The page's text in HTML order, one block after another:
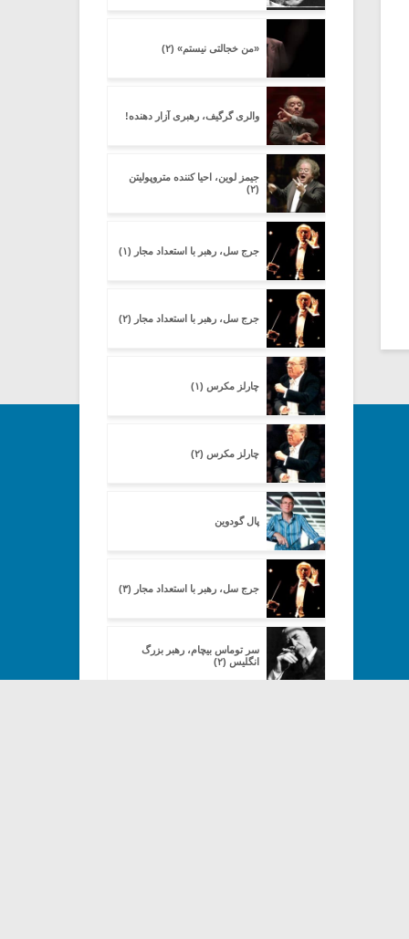
«من خجالتی نیستم» (۲)
والری گرگیف، رهبری آزار دهنده!
جیمز لوین، احیا کننده متروپولیتن
(۲)
جرج سل، رهبر با استعداد مجار (۱)
جرج سل، رهبر با استعداد مجار (۲)
چارلز مکرس (۱)
چارلز مکرس (۲)
پال گودوین
جرج سل، رهبر با استعداد مجار (۳)
سر توماس بیچام، رهبر بزرگ
انگلیس (۲)